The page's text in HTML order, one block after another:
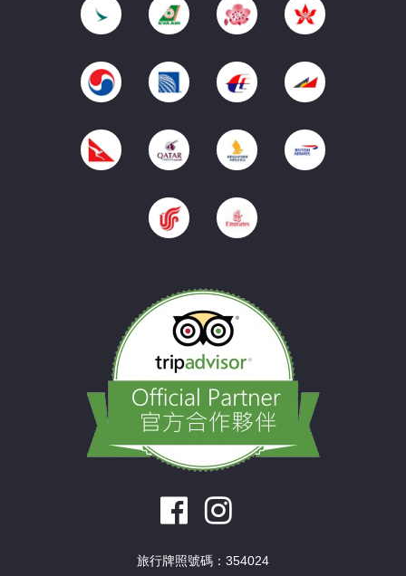
旅行牌照號碼：354024